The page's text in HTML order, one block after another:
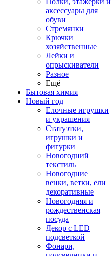
аксессуары для
обуви
Стремянки
Крючки
хозяйственные
Лейки и
опрыскиватели
Разное
Ещё
Бытовая химия
Новый год
Елочные игрушки
и украшения
Статуэтки,
игрушки и
фигурки
Новогодний
текстиль
Новогодние
венки, ветки, ели
декоративные
Новогодняя и
рождественская
посуда
Декор с LED
подсветкой
Фонари,